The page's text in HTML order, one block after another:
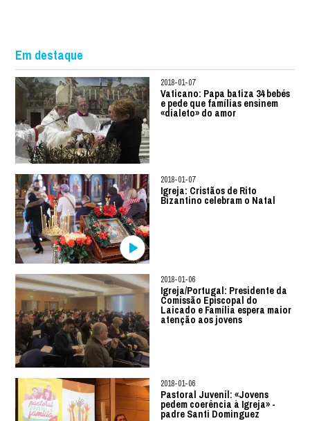
Em destaque
2018-01-07
Vaticano: Papa batiza 34 bebés
e pede que famílias ensinem
«dialeto» do amor
2018-01-07
Igreja: Cristãos de Rito
Bizantino celebram o Natal
2018-01-06
Igreja/Portugal: Presidente da
Comissão Episcopal do
Laicado e Família espera maior
atenção aos jovens
2018-01-06
Pastoral Juvenil: «Jovens
pedem coerência à Igreja» -
padre Santi Dominguez